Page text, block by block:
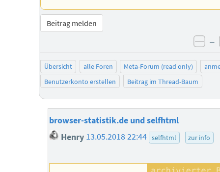
Beitrag melden
–
Übersicht alle Foren Meta-Forum (read only)
Benutzerkonto erstellen
Beitrag im Thread-Baum
browser-statistik.de und selfhtml
Henry 13.05.2018 22:44 selfhtml zur info